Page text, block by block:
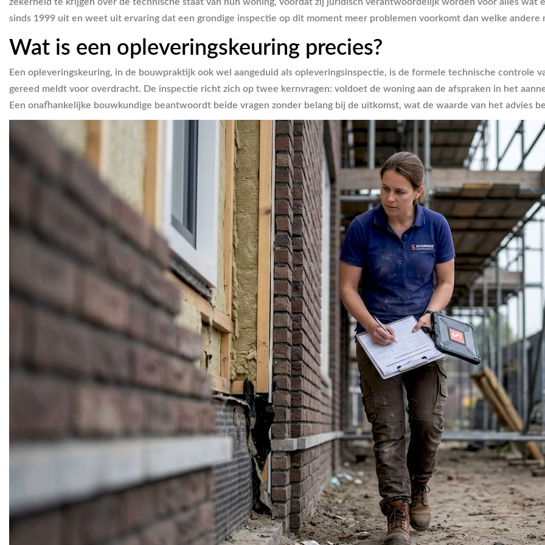
sinds 1999 uit en weet uit ervaring dat een grondige inspectie op dit moment meer problemen voorkomt dan welke andere
Wat is een opleveringskeuring precies?
Een opleveringskeuring, in de bouwpraktijk ook wel aangeduid als opleveringsinspectie, is de formele technische controle
gereed meldt voor overdracht. De inspectie richt zich op twee kernvragen: voldoet de woning aan de afspraken in het
Een onafhankelijke bouwkundige beantwoordt beide vragen zonder belang bij de uitkomst, wat de waarde van het advies